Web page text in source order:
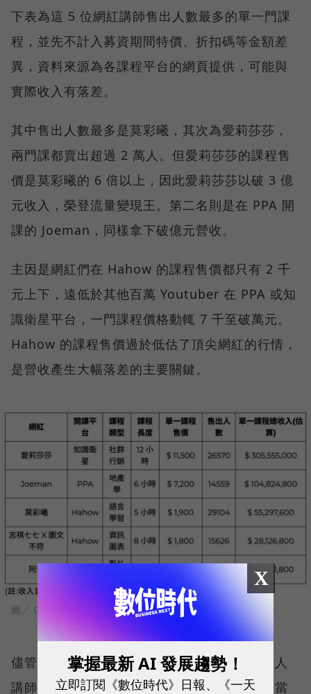
下表為這 5 位網紅講師售出人數最多的單一門課
程，並先不計入募資期間特價、折扣碼等金額差
異，資料來源為各課程平台的網頁提供，可能與
實際收入有落差。
其中售出人數最多是莫彩曦，其次為愛莉莎莎，
兩門課都賣出超過 2 萬人。但愛莉莎莎的課程售
價是莫彩曦的 6 倍以上，因此愛莉莎莎以破 3 億
元收入，榮登流量變現王。第二名則是在 PPA 開
課的 Joeman，同樣拿下破億元營收。
主因是網紅們在 Hahow 的課程售價都只有 2 千
元上下，遠低於其他百萬 Youtuber 在 PPA 或知
識衛星平台，一門課程價格動輒 7 千至破萬元。
Hahow 的課程售價過於低估了頂尖網紅的行情，
是營收產生大幅落差的主要關鍵。
圖／ Qsearch
儘管如此，頂尖網紅的號召力，仍然是一般素人
講師難以匹敵的。在 Hahow 的所有付費課程當
X
掌握最新 AI 發展趨勢！
立即訂閱《數位時代》日報、《一天